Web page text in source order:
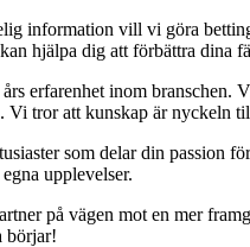
information vill vi göra
hjälpa dig att förbättra dina
erfarenhet inom
Vi tror att kunskap är nyckeln
som delar din passion
upplevelser.
på vägen mot en mer
börjar!